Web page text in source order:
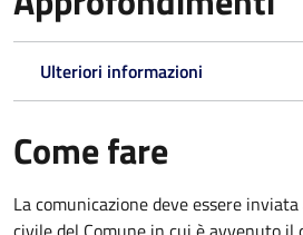
Ulteriori informazioni
Come fare
La comunicazione deve essere